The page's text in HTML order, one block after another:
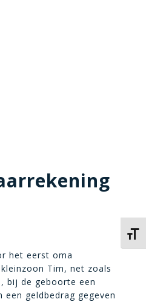
het eerst oma
Tim, net zoals
bij de geboorte een
een geldbedrag gegeven